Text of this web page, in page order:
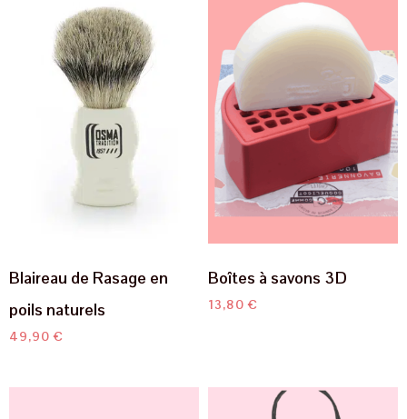
Blaireau de Rasage en
poils naturels
49,90€
Boîtes à savons 3D
13,80€